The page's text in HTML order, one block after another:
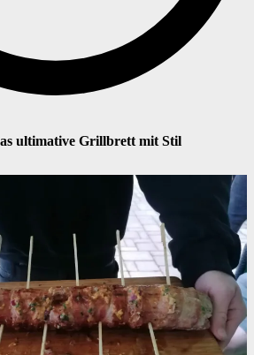
ultimative Grillbrett mit Stil